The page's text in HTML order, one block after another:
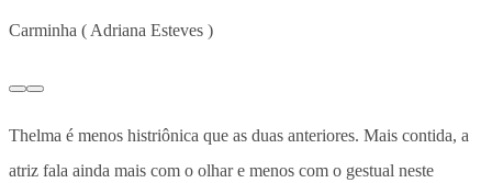
Carminha ( Adriana Esteves )
Thelma é menos histriônica que as duas anteriores. Mais contida, a
atriz fala ainda mais com o olhar e menos com o gestual neste